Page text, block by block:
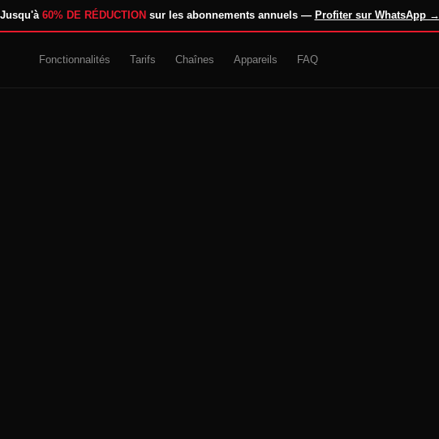
60% DE RÉDUCTION sur les abonnements annuels — Profiter sur WhatsApp →
Fonctionnalités Tarifs Chaînes Appareils FAQ